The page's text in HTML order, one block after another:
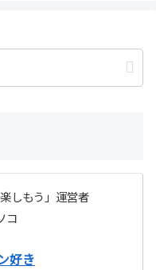
しもう」運営者
好き